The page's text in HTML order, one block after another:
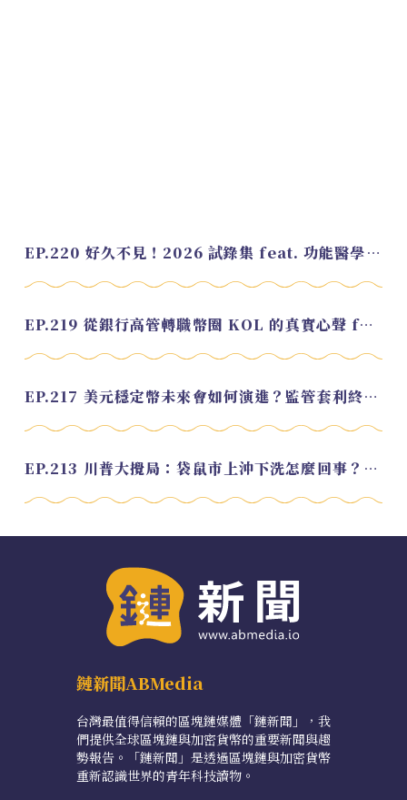
EP.220 好久不見！2026 試錄集 feat. 功能醫學營養師 美寶
EP.219 從銀行高管轉職幣圈 KOL 的真實心聲 feat.龜大
EP.217 美元穩定幣未來會如何演進？監管套利終將收斂？feat. 研究員 余哲安
EP.213 川普大攪局：袋鼠市上沖下洗怎麼回事？feat. Alvin
鏈新聞ABMedia
台灣最值得信賴的區塊鏈媒體「鏈新聞」，我
們提供全球區塊鏈與加密貨幣的重要新聞與趨
勢報告。「鏈新聞」是透過區塊鏈與加密貨幣
重新認識世界的青年科技讀物。